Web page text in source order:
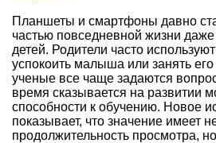
Планшеты и смартфоны давно
частью повседневной жизни
детей. Родители часто
успокоить малыша или занять
ученые все чаще задаются
время сказывается на развитии
способности к обучению. Новое
показывает, что значение имеет
продолжительность просмотра,